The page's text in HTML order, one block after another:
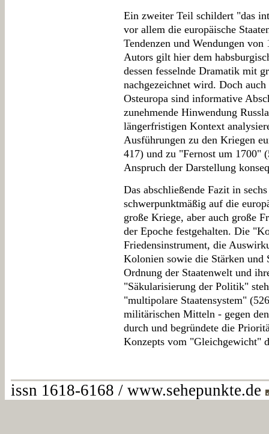
Ein zweiter Teil schildert "das
vor allem die europäische
Tendenzen und Wendungen
Autors gilt hier dem
dessen fesselnde Dramatik mit
nachgezeichnet wird. Doch
Osteuropa sind informative
zunehmende Hinwendung
längerfristigen Kontext
Ausführungen zu den Kriegen
417) und zu "Fernost um 1700"
Anspruch der Darstellung
Das abschließende Fazit in
schwerpunktmäßig auf die
große Kriege, aber auch große
der Epoche festgehalten. Die
Friedensinstrument, die
Kolonien sowie die Stärken und
Ordnung der Staatenwelt und
"Säkularisierung der Politik"
"multipolare Staatensystem"
militärischen Mitteln - gegen
durch und begründete die
Konzepts vom "Gleichgewicht"
issn 1618-6168 / www.sehepunkte.de